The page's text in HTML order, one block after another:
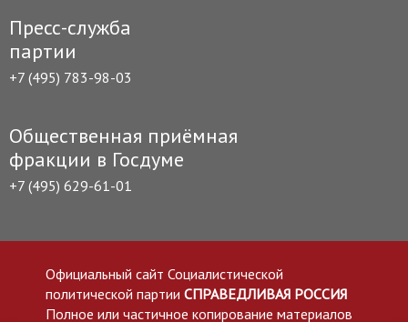
Пресс-служба
партии
+7 (495) 783-98-03
Общественная приёмная
фракции в Госдуме
+7 (495) 629-61-01
Официальный сайт Социалистической
политической партии СПРАВЕДЛИВАЯ РОССИЯ
Полное или частичное копирование материалов